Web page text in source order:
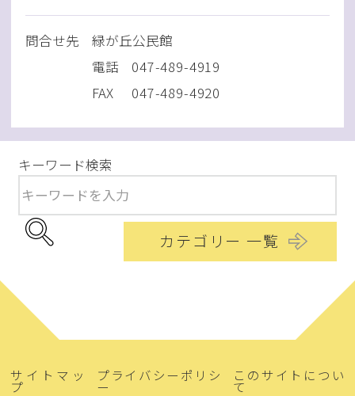
問合せ先
緑が丘公民館
電話
047-489-4919
FAX
047-489-4920
キーワード検索
カテゴリー 一覧
サイトマッ
プ
プライバシーポリシ
ー
このサイトについ
て